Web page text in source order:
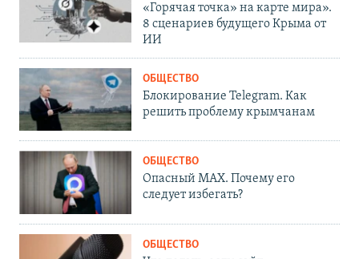
«Горячая точка» на карте мира».
8 сценариев будущего Крыма от
ИИ
ОБЩЕСТВО
Блокирование Telegram. Как
решить проблему крымчанам
ОБЩЕСТВО
Опасный MAX. Почему его
следует избегать?
ОБЩЕСТВО